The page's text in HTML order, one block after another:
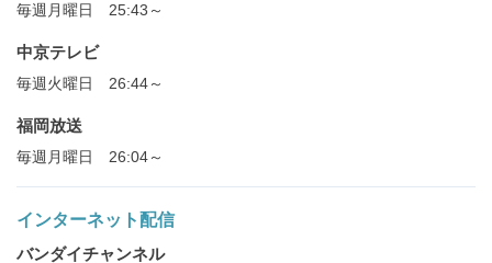
毎週月曜日 25:43～
中京テレビ
毎週火曜日 26:44～
福岡放送
毎週月曜日 26:04～
インターネット配信
バンダイチャンネル